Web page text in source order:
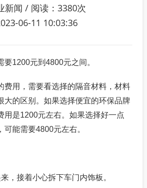
新闻 / 阅读：3380次
06-11 10:03:36
要1200元到4800元之间。
费用，需要看选择的隔音材料，材料
大的区别。如果选择便宜的环保品牌
用是1200元左右。如果选择好一点
可能需要4800元左右。
，接着小心拆下车门内饰板。